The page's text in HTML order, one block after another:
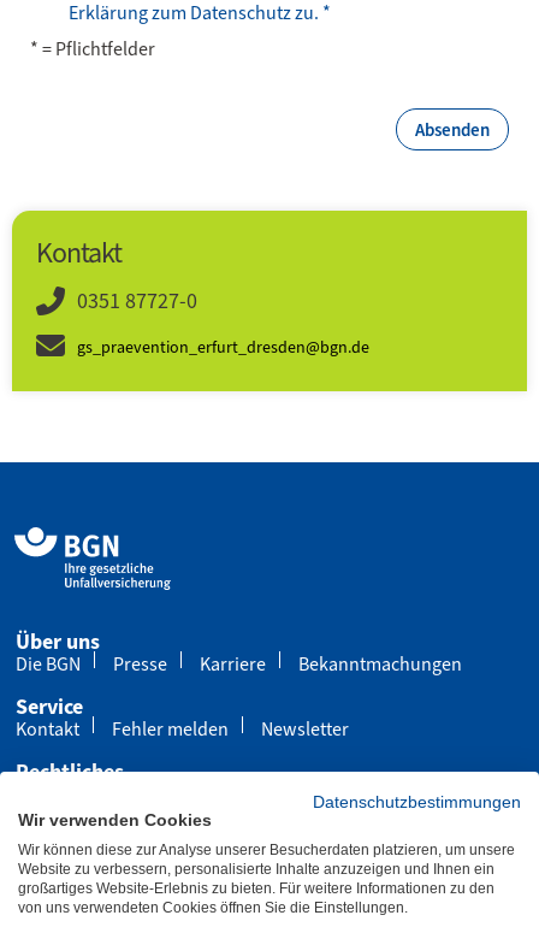
Erklärung zum Datenschutz zu. *
* = Pflichtfelder
Absenden
Kontakt
0351 87727-0
gs_praevention_erfurt_dresden@bgn.de
Über uns
Die BGN Presse Karriere Bekanntmachungen
Service
Kontakt Fehler melden Newsletter
Rechtliches
Cookies
Barrierefreiheit
Übersicht Leichte Sprache Gebärdensprache
Datenschutzbestimmungen
Wir verwenden Cookies
Wir können diese zur Analyse unserer Besucherdaten platzieren, um unsere
Website zu verbessern, personalisierte Inhalte anzuzeigen und Ihnen ein
großartiges Website-Erlebnis zu bieten. Für weitere Informationen zu den
von uns verwendeten Cookies öffnen Sie die Einstellungen.